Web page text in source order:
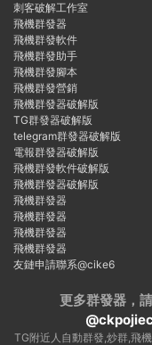
刺客破解工作室
飛機群發器
飛機群發軟件
飛機群發助手
飛機群發腳本
飛機群發營銷
飛機群發器破解版
TG群發器破解版
telegram群發器破解版
電報群發器破解版
飛機群發軟件破解版
飛機群發器破解版
飛機群發器
飛機群發器
飛機群發器
飛機群發器
友鏈申請聯系@cike6
更多群發器，
TG附近人自動群發,炒群,飛